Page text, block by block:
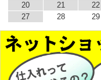
20
21 22
27
28 29